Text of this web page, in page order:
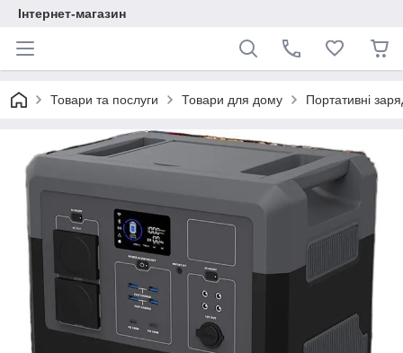
Інтернет-магазин
Товари та послуги Товари для дому Портативні